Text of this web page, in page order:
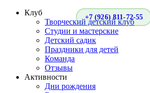
+7 (926) 811-72-55
Клуб
Творческий детский клуб
Студии и мастерские
Детский садик
Праздники для детей
Команда
Отзывы
Активности
Дни рождения